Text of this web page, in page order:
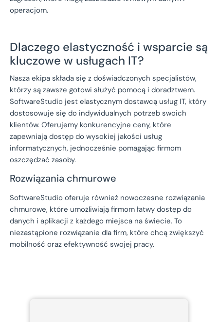
operacjom.
Dlaczego elastyczność i wsparcie są
kluczowe w usługach IT?
Nasza ekipa składa się z doświadczonych specjalistów,
którzy są zawsze gotowi służyć pomocą i doradztwem.
SoftwareStudio jest elastycznym dostawcą usług IT, który
dostosowuje się do indywidualnych potrzeb swoich
klientów. Oferujemy konkurencyjne ceny, które
zapewniają dostęp do wysokiej jakości usług
informatycznych, jednocześnie pomagając firmom
oszczędzać zasoby.
Rozwiązania chmurowe
SoftwareStudio oferuje również nowoczesne rozwiązania
chmurowe, które umożliwiają firmom łatwy dostęp do
danych i aplikacji z każdego miejsca na świecie. To
niezastąpione rozwiązanie dla firm, które chcą zwiększyć
mobilność oraz efektywność swojej pracy.